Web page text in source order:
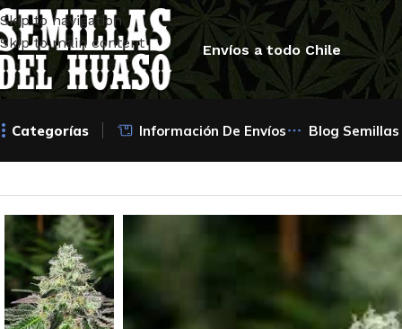
Skip to navigation
Skip to main content
Envíos a todo Chile
Categorías Información De Envíos Blog
Peanut